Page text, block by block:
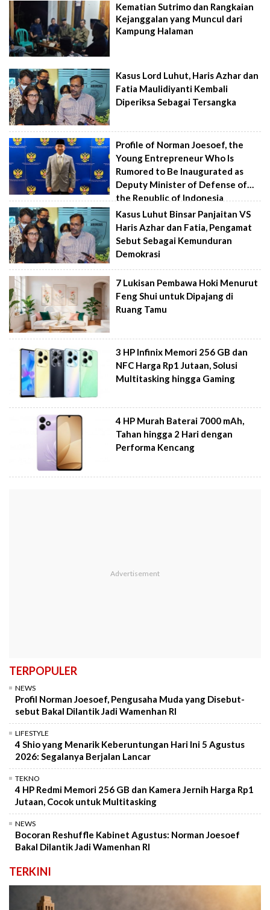
Kematian Sutrimo dan Rangkaian
Kejanggalan yang Muncul dari
Kampung Halaman
Kasus Lord Luhut, Haris Azhar dan
Fatia Maulidiyanti Kembali
Diperiksa Sebagai Tersangka
Profile of Norman Joesoef, the
Young Entrepreneur Who Is
Rumored to Be Inaugurated as
Deputy Minister of Defense of
the Republic of Indonesia
Kasus Luhut Binsar Panjaitan VS
Haris Azhar dan Fatia, Pengamat
Sebut Sebagai Kemunduran
Demokrasi
7 Lukisan Pembawa Hoki Menurut
Feng Shui untuk Dipajang di
Ruang Tamu
3 HP Infinix Memori 256 GB dan
NFC Harga Rp1 Jutaan, Solusi
Multitasking hingga Gaming
4 HP Murah Baterai 7000 mAh,
Tahan hingga 2 Hari dengan
Performa Kencang
TERPOPULER
NEWS
Profil Norman Joesoef, Pengusaha Muda yang Disebut-
sebut Bakal Dilantik Jadi Wamenhan RI
LIFESTYLE
4 Shio yang Menarik Keberuntungan Hari Ini 5 Agustus
2026: Segalanya Berjalan Lancar
TEKNO
4 HP Redmi Memori 256 GB dan Kamera Jernih Harga Rp1
Jutaan, Cocok untuk Multitasking
NEWS
Bocoran Reshuffle Kabinet Agustus: Norman Joesoef
Bakal Dilantik Jadi Wamenhan RI
TERKINI